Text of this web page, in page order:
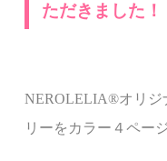
ただきました！
NEROLELIA®︎オリジ
リーをカラー４ペー